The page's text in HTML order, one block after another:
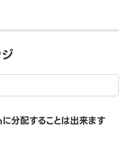
配することは出来ます